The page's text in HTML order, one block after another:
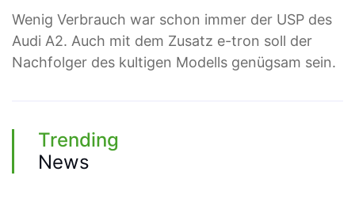
Wenig Verbrauch war schon immer der USP des
Audi A2. Auch mit dem Zusatz e-tron soll der
Nachfolger des kultigen Modells genügsam sein.
Trending
News